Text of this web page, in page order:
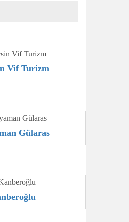
Vif Turizm
Gülaras